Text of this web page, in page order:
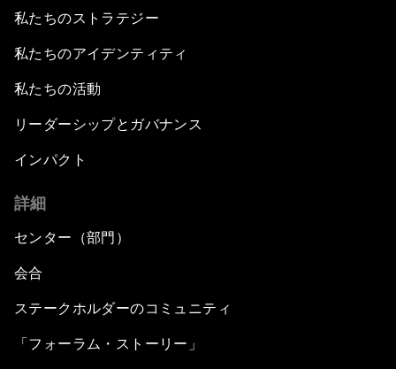
私たちのストラテジー
私たちのアイデンティティ
私たちの活動
リーダーシップとガバナンス
インパクト
詳細
センター（部門）
会合
ステークホルダーのコミュニティ
「フォーラム・ストーリー」